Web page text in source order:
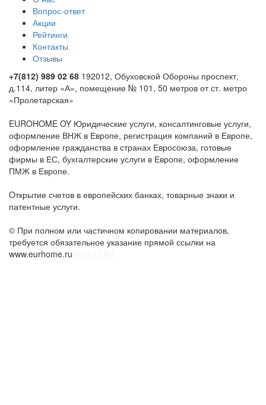
Акции
Рейтинги
Контакты
Отзывы
+7(812) 989 02 68
д.114, литер «А», помещение № 101, 50 метров от ст. метро
«Пролетарская»
оформление ВНЖ в Европе, регистрация компаний в Европе,
оформление гражданства в странах Евросоюза, готовые
фирмы в ЕС, бухгалтерские услуги в Европе, оформление
ПМЖ в Европе.
патентные услуги.
требуется обязательное указание прямой ссылки на
www.eurhome.ruBook of Ra